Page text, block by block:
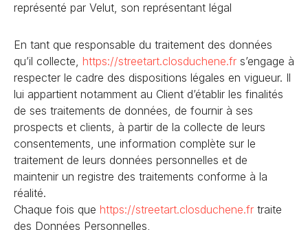
représenté par Velut, son représentant légal
En tant que responsable du traitement des données
qu’il collecte, https://streetart.closduchene.fr s’engage à
respecter le cadre des dispositions légales en vigueur. Il
lui appartient notamment au Client d’établir les finalités
de ses traitements de données, de fournir à ses
prospects et clients, à partir de la collecte de leurs
consentements, une information complète sur le
traitement de leurs données personnelles et de
maintenir un registre des traitements conforme à la
réalité.
Chaque fois que https://streetart.closduchene.fr traite
des Données Personnelles,